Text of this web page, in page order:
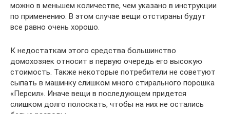
можно в меньшем количестве, чем указано в инструкции
по применению. В этом случае вещи отстираны будут
все равно очень хорошо.
К недостаткам этого средства большинство
домохозяек относит в первую очередь его высокую
стоимость. Также некоторые потребители не советуют
сыпать в машинку слишком много стирального порошка
«Персил». Иначе вещи в последующем придется
слишком долго полоскать, чтобы на них не остались